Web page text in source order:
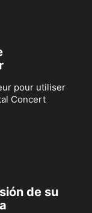
pour utiliser
Concert
de su